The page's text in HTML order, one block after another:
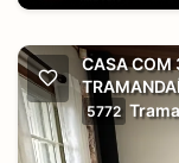
CASA COM
5772